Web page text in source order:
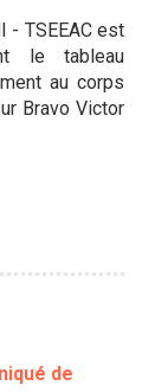
- TSEEAC est
le tableau
au corps
Bravo Victor
de